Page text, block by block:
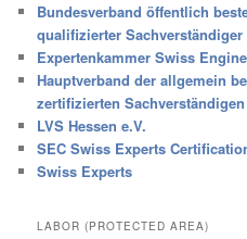
Bundesverband öffentlich
qualifizierter Sachverständiger
Expertenkammer Swiss
Hauptverband der allgemein
zertifizierten
LVS Hessen e.V.
SEC Swiss Experts
Swiss Experts
LABOR (PROTECTED AREA)